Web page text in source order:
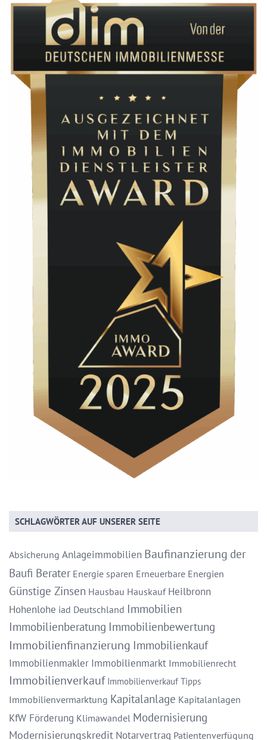
SCHLAGWÖRTER AUF UNSERER SEITE
Absicherung Anlageimmobilien Baufinanzierung der
Baufi Berater Energie sparen Erneuerbare Energien
Günstige Zinsen Hausbau Hauskauf Heilbronn
Hohenlohe iad Deutschland Immobilien
Immobilienberatung Immobilienbewertung
Immobilienfinanzierung Immobilienkauf
Immobilienmakler Immobilienmarkt Immobilienrecht
Immobilienverkauf Immobilienverkauf Tipps
Immobilienvermarktung Kapitalanlage Kapitalanlagen
KfW Förderung Klimawandel Modernisierung
Modernisierungskredit Notarvertrag Patientenverfügung